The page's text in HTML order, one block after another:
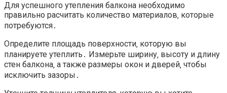
Для успешного утепления балкона необходимо
правильно расчитать количество материалов‚ которые
потребуются․
Определите площадь поверхности‚ которую вы
планируете утеплить․ Измерьте ширину‚ высоту и длину
стен балкона‚ а также размеры окон и дверей‚ чтобы
исключить зазоры․